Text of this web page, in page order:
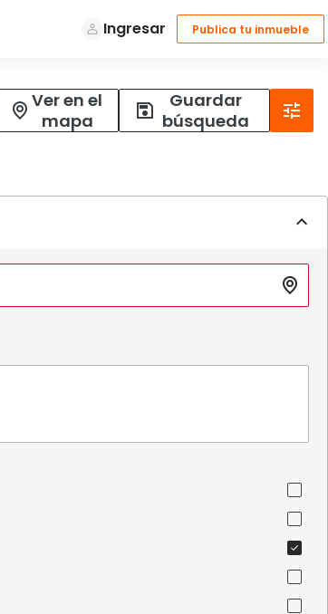
Ver en el
mapa
Guardar
búsqueda